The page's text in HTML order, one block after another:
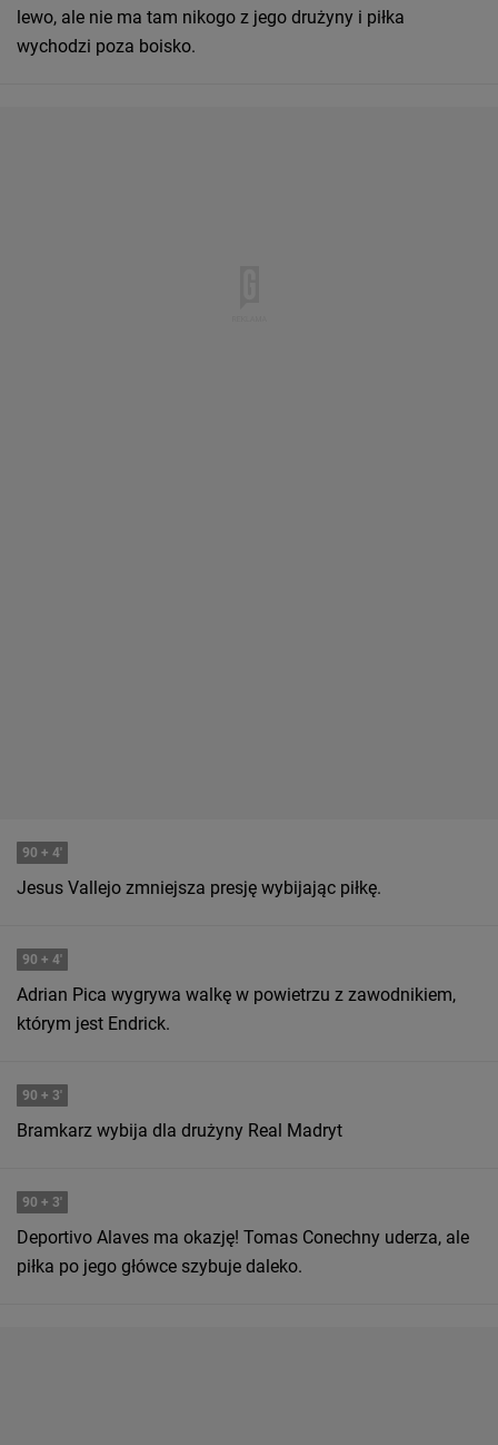
lewo, ale nie ma tam nikogo z jego drużyny i piłka
wychodzi poza boisko.
90 + 4'
Jesus Vallejo zmniejsza presję wybijając piłkę.
90 + 4'
Adrian Pica wygrywa walkę w powietrzu z zawodnikiem,
którym jest Endrick.
90 + 3'
Bramkarz wybija dla drużyny Real Madryt
90 + 3'
Deportivo Alaves ma okazję! Tomas Conechny uderza, ale
piłka po jego główce szybuje daleko.